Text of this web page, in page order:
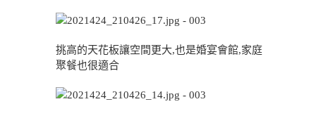
挑高的天花板讓空間更大,也是婚宴會館,家庭
聚餐也很適合